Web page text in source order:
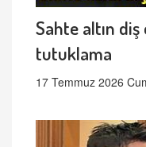
Sahte altın
tutuklama
17 Temmuz 2026